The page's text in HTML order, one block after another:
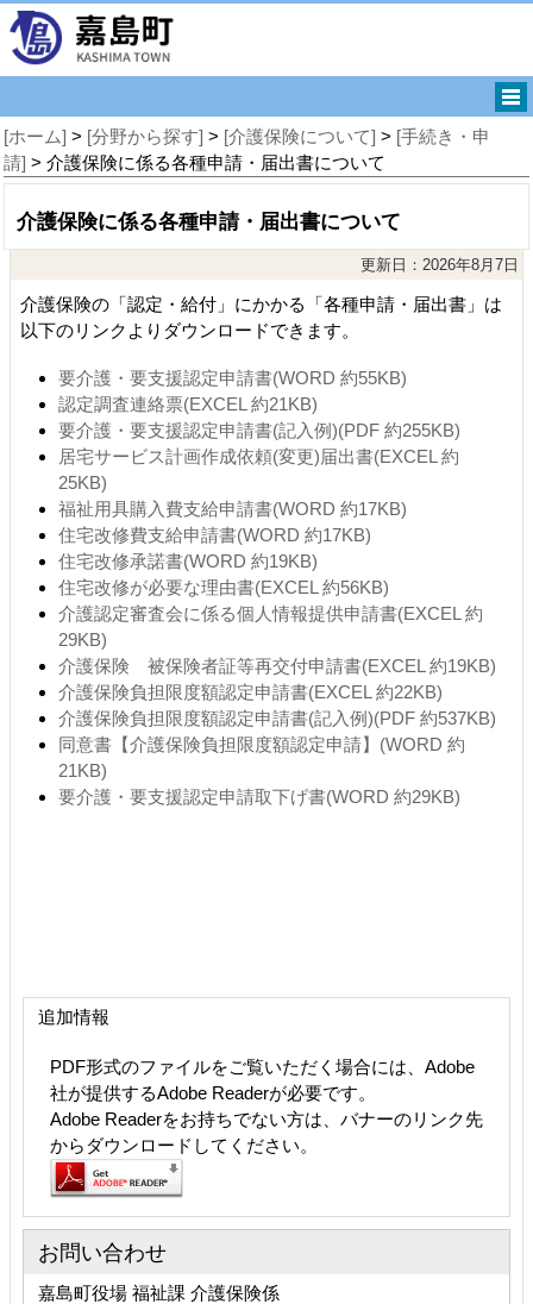
[ホーム] > [分野から探す] > [介護保険について] > [手続き・申
請] > 介護保険に係る各種申請・届出書について
介護保険に係る各種申請・届出書について
更新日：2026年8月7日
介護保険の「認定・給付」にかかる「各種申請・届出書」は
以下のリンクよりダウンロードできます。
要介護・要支援認定申請書(WORD 約55KB)
認定調査連絡票(EXCEL 約21KB)
要介護・要支援認定申請書(記入例)(PDF 約255KB)
居宅サービス計画作成依頼(変更)届出書(EXCEL 約
25KB)
福祉用具購入費支給申請書(WORD 約17KB)
住宅改修費支給申請書(WORD 約17KB)
住宅改修承諾書(WORD 約19KB)
住宅改修が必要な理由書(EXCEL 約56KB)
介護認定審査会に係る個人情報提供申請書(EXCEL 約
29KB)
介護保険 被保険者証等再交付申請書(EXCEL 約19KB)
介護保険負担限度額認定申請書(EXCEL 約22KB)
介護保険負担限度額認定申請書(記入例)(PDF 約537KB)
同意書【介護保険負担限度額認定申請】(WORD 約
21KB)
要介護・要支援認定申請取下げ書(WORD 約29KB)
追加情報
PDF形式のファイルをご覧いただく場合には、Adobe
社が提供するAdobe Readerが必要です。
Adobe Readerをお持ちでない方は、バナーのリンク先
からダウンロードしてください。
お問い合わせ
嘉島町役場 福祉課 介護保険係